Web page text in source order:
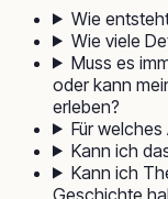
Wie
Wie viele
Muss es
oder kann
erleben?
Für
Kann ich
Kann ich
Geschichte